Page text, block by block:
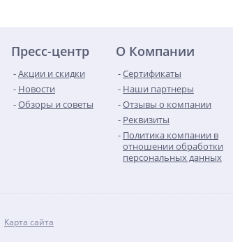
Пресс-центр
Акции и скидки
Новости
Обзоры и советы
О Компании
Сертификаты
Наши партнеры
Отзывы о компании
Реквизиты
Политика компании в
отношении обработки
персональных данных
Карта сайта